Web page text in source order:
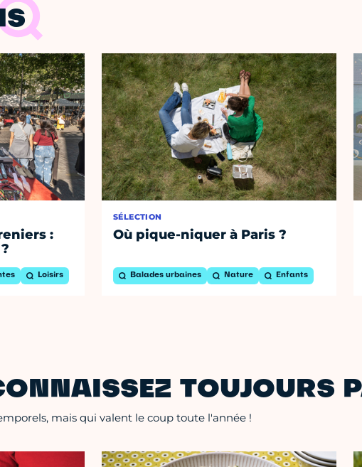
:
Loisirs
SÉLECTION
Où pique-niquer à Paris ?
Balades urbaines Nature Enfants
TOUJOURS
mais qui valent le coup toute l'année !